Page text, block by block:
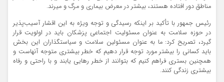
مناطق دور افتاده هستند، بیشتر در معرض بیماری و مرگ و میرند.
رئیس جمهور با تأکید بر اینکه رسیدگی و توجه ویژه به این اقشار آسیب‌پذیر
در حوزه سلامت به عنوان مسئولیت اجتماعی پزشکان باید در اولویت قرار
گیرد، تصریح کرد: ما به عنوان مسئولین سلامت و سیاستگذاران این بخش
باید کسانی را بیشتر مورد توجه قرار دهیم که خطر بیشتری متوجه آنهاست و
همچنین بستری فراهم کنیم که بتوانند از خطر رهایی یابند و با راحتی و رفاه
بیشتری زندگی کنند.